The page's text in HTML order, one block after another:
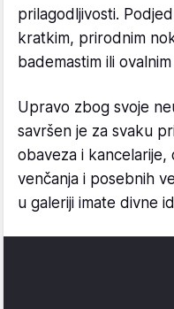
prilagodljivosti.
kratkim, prirodnim
bademastim ili
Upravo zbog svoje
savršen je za svaku
obaveza i kancelarije,
venčanja i posebnih
u galeriji imate divne